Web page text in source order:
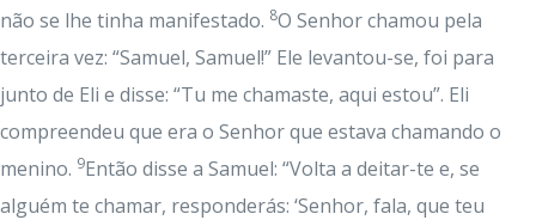
não se lhe tinha manifestado. 8O Senhor chamou pela
terceira vez: “Samuel, Samuel!” Ele levantou-se, foi para
junto de Eli e disse: “Tu me chamaste, aqui estou”. Eli
compreendeu que era o Senhor que estava chamando o
menino. 9Então disse a Samuel: “Volta a deitar-te e, se
alguém te chamar, responderás: ‘Senhor, fala, que teu